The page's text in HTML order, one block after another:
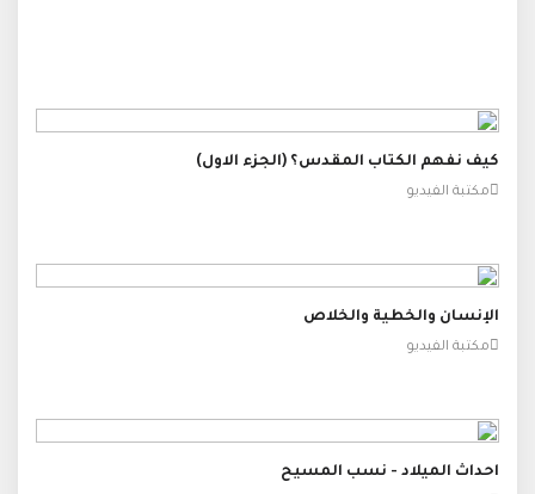
كيف نفهم الكتاب المقدس؟ (الجزء الاول)
مكتبة الفيديو
الإنسان والخطية والخلاص
مكتبة الفيديو
احداث الميلاد - نسب المسيح